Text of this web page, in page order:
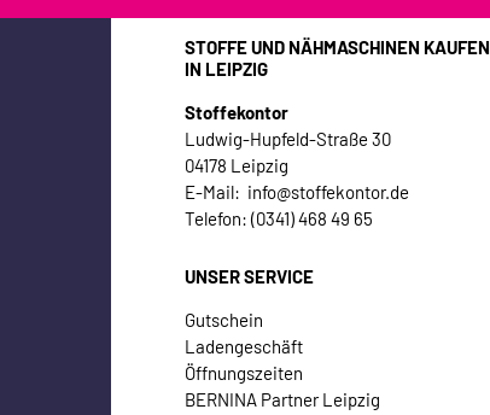
STOFFE UND NÄHMASCHINEN KAUFEN
IN LEIPZIG
Stoffekontor
Ludwig-Hupfeld-Straße 30
04178 Leipzig
E-Mail: info@stoffekontor.de
Telefon: (0341) 468 49 65
UNSER SERVICE
Gutschein
Ladengeschäft
Öffnungszeiten
BERNINA Partner Leipzig